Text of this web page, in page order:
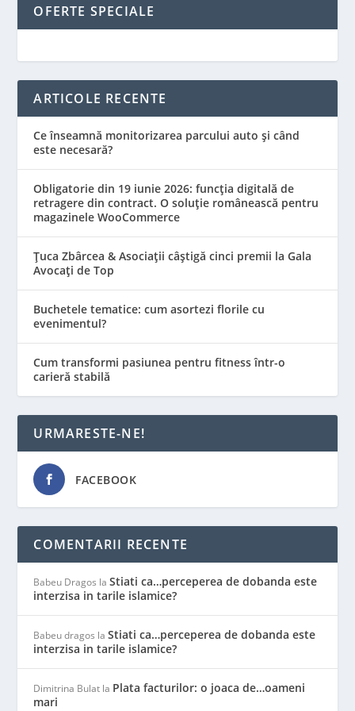
OFERTE SPECIALE
ARTICOLE RECENTE
Ce înseamnă monitorizarea parcului auto și când
este necesară?
Obligatorie din 19 iunie 2026: funcția digitală de
retragere din contract. O soluție românească pentru
magazinele WooCommerce
Țuca Zbârcea & Asociații câștigă cinci premii la Gala
Avocați de Top
Buchetele tematice: cum asortezi florile cu
evenimentul?
Cum transformi pasiunea pentru fitness într-o
carieră stabilă
URMARESTE-NE!
FACEBOOK
COMENTARII RECENTE
Babeu Dragos laStiati ca…perceperea de dobanda este
interzisa in tarile islamice?
Babeu dragos laStiati ca…perceperea de dobanda este
interzisa in tarile islamice?
Dimitrina Bulat la Plata facturilor: o joaca de…oameni
mari